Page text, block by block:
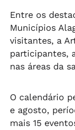
Entre os
Municípios
visitantes, a
participantes,
nas áreas da
O calendário
e agosto,
mais 15